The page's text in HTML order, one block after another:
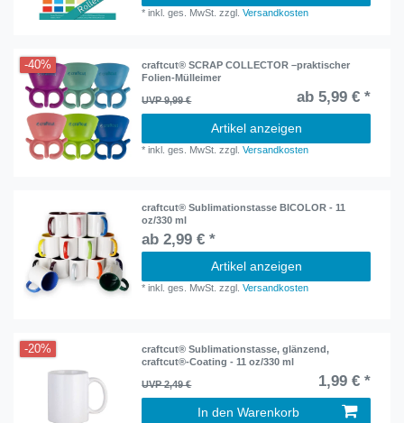
*inkl. ges. MwSt. zzgl.Versandkosten
-40%
craftcut® SCRAP COLLECTOR –praktischer
Folien-Mülleimer
UVP 9,99 € ab 5,99 € *
Artikel anzeigen
*inkl. ges. MwSt. zzgl.Versandkosten
craftcut® Sublimationstasse BICOLOR - 11
oz/330 ml
ab 2,99 € *
Artikel anzeigen
*inkl. ges. MwSt. zzgl.Versandkosten
-20%
craftcut® Sublimationstasse, glänzend,
craftcut®-Coating - 11 oz/330 ml
UVP 2,49 € 1,99 € *
In den Warenkorb